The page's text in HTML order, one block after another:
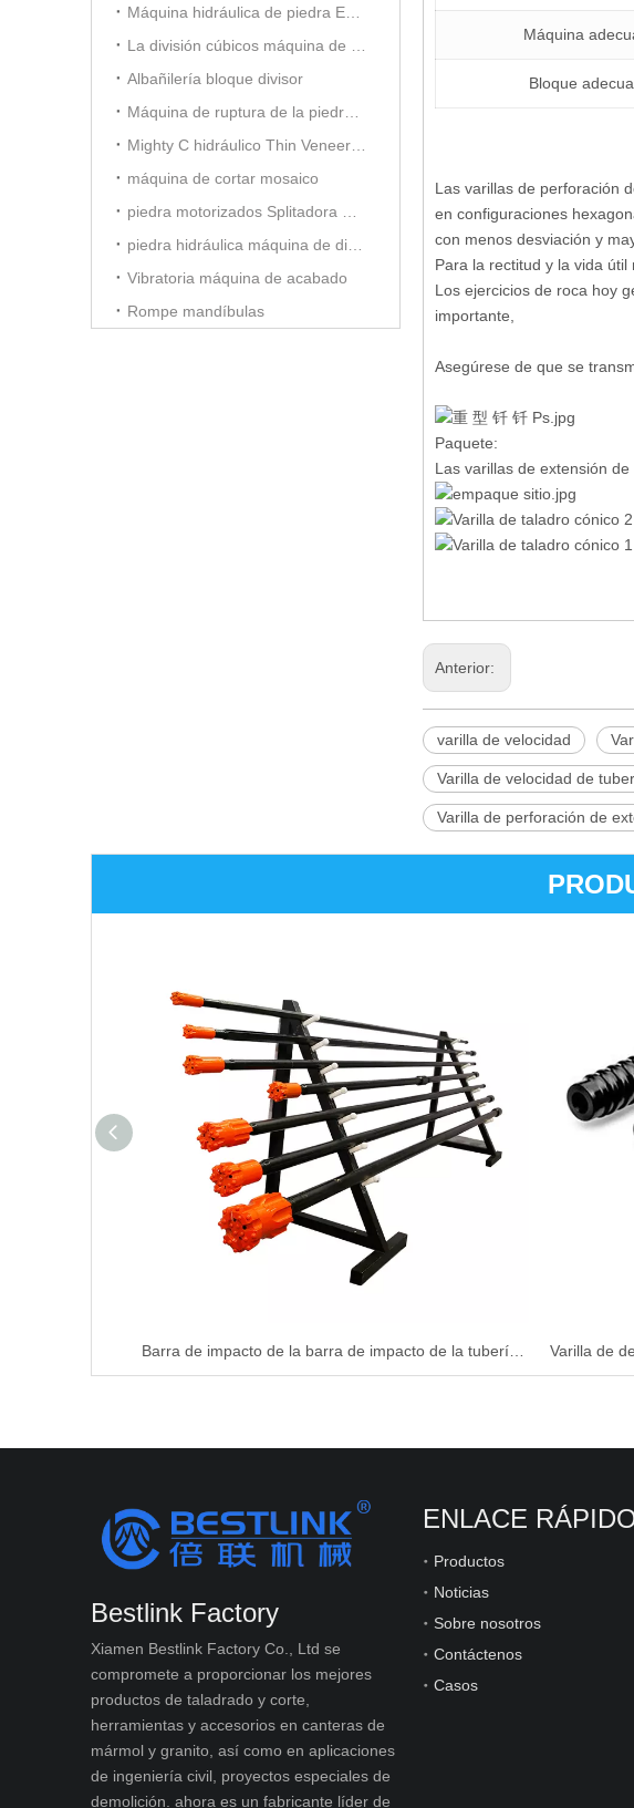
Albañilería bloque divisor
máquina de cortar mosaico
Vibratoria máquina de acabado
Rompe mandíbulas
Máquina
Bloque
Las varillas de perforación
en configuraciones
con menos desviación y
Para la rectitud y la vida útil
Los ejercicios de roca hoy
importante,
Asegúrese de que se
Paquete:
Las varillas de extensión
Anterior:
varilla de velocidad
Varilla de velocidad de
Varilla de perforación de
Varilla de
Bestlink Factory
Xiamen Bestlink Factory Co., Ltd se
compromete a proporcionar los mejores
productos de taladrado y corte,
herramientas y accesorios en canteras de
mármol y granito, así como en aplicaciones
de ingeniería civil, proyectos especiales de
demolición. ahora es un fabricante líder de
ENLACE
Productos
Noticias
Sobre nosotros
Contáctenos
Casos